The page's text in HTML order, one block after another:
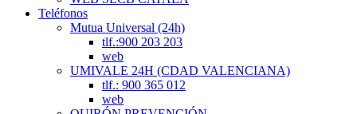
Teléfonos
Mutua Universal (24h)
tlf.:900 203 203
web
UMIVALE 24H (CDAD VALENCIANA)
tlf.: 900 365 012
web